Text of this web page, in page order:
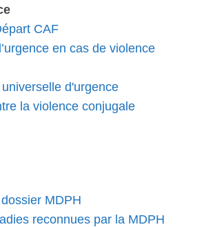
CAF
en cas de violence
d'urgence
la violence conjugale
dossier MDPH
reconnues par la MDPH